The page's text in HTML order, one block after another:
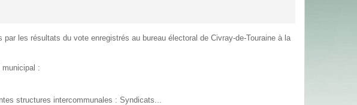
les résultats du vote enregistrés au bureau électoral de Civray-de-Touraine à la
:
adjoints.
structures intercommunales : Syndicats...